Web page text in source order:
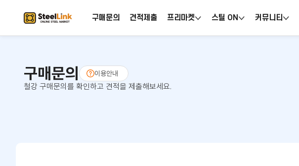
구매문의 견적제출 프리마켓 스틸 ON 커뮤니티
구매문의 이용안내
철강 구매문의를 확인하고 견적을 제출해보세요.